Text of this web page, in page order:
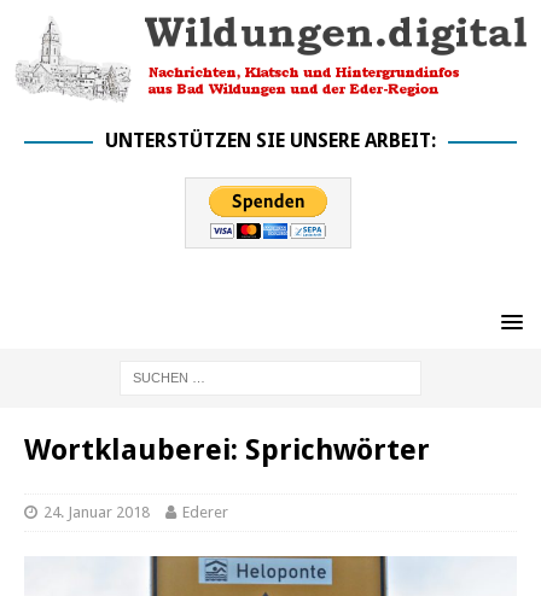
UNTERSTÜTZEN SIE UNSERE ARBEIT:
Wortklauberei: Sprichwörter
24. Januar 2018 Ederer